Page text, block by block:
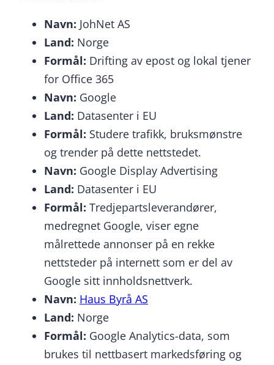
Navn: JohNet AS
Land: Norge
Formål: Drifting av epost og lokal tjener
for Office 365
Navn: Google
Land: Datasenter i EU
Formål: Studere trafikk, bruksmønstre
og trender på dette nettstedet.
Navn: Google Display Advertising
Land: Datasenter i EU
Formål: Tredjepartsleverandører,
medregnet Google, viser egne
målrettede annonser på en rekke
nettsteder på internett som er del av
Google sitt innholdsnettverk.
Navn: Haus Byrå AS
Land: Norge
Formål: Google Analytics-data, som
brukes til nettbasert markedsføring og